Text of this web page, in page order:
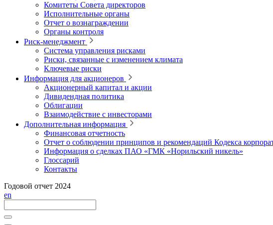
Комитеты Совета директоров
Исполнительные органы
Отчет о вознаграждении
Органы контроля
Риск-менеджмент
Система управления рисками
Риски, связанные с изменением климата
Ключевые риски
Информация для акционеров
Акционерный капитал и акции
Дивидендная политика
Облигации
Взаимодействие с инвесторами
Дополнительная информация
Финансовая отчетность
Отчет о соблюдении принципов и рекомендаций Кодекса
Информация о сделках ПАО «ГМК «Норильский никель»
Глоссарий
Контакты
Годовой отчет 2024
en